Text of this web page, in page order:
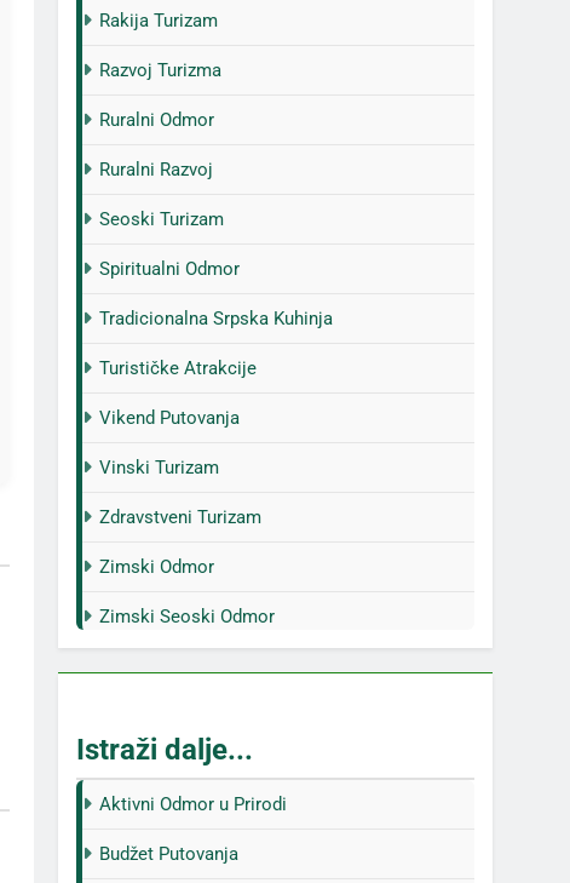
Rakija Turizam
Razvoj Turizma
Ruralni Odmor
Ruralni Razvoj
Seoski Turizam
Spiritualni Odmor
Tradicionalna Srpska Kuhinja
Turističke Atrakcije
Vikend Putovanja
Vinski Turizam
Zdravstveni Turizam
Zimski Odmor
Zimski Seoski Odmor
Istraži dalje...
Aktivni Odmor u Prirodi
Budžet Putovanja